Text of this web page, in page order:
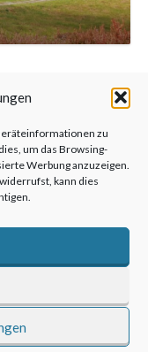
zu
um das Browsing-
Werbung anzuzeigen.
kann dies
7